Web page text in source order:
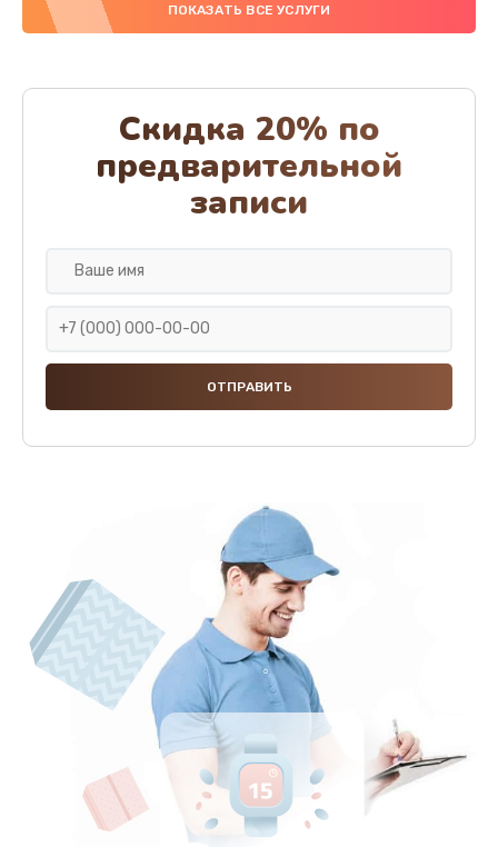
700 руб.
Чистка с разбором кофемашины
600 руб.
Заказать
Ремонт капучинатора
600 руб.
590 руб.
Заказать
Комплексная профилактика
570 руб.
Заказать
Ремонт электромагнитного клапана
620 руб.
Заказать
ПОКАЗАТЬ ВСЕ УСЛУГИ
Скидка 20% по
предварительной
записи